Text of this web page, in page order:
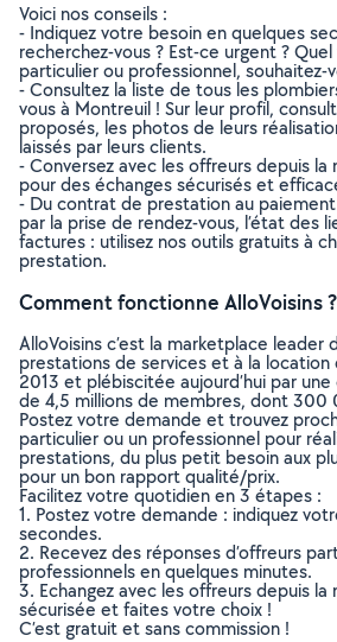
Voici nos conseils :
- Indiquez votre besoin en quelques
recherchez-vous ? Est-ce urgent ?
particulier ou professionnel, souhaitez-
- Consultez la liste de tous les
vous à Montreuil ! Sur leur profil,
proposés, les photos de leurs
laissés par leurs clients.
- Conversez avec les offreurs depuis la
pour des échanges sécurisés et
- Du contrat de prestation au
par la prise de rendez-vous, l’état des
factures : utilisez nos outils gratuits à
prestation.
Comment fonctionne AlloVoisins ?
AlloVoisins c’est la marketplace leader
prestations de services et à la
2013 et plébiscitée aujourd’hui par
de 4,5 millions de membres, dont 300
Postez votre demande et trouvez
particulier ou un professionnel pour
prestations, du plus petit besoin aux
pour un bon rapport qualité/prix.
Facilitez votre quotidien en 3 étapes :
1. Postez votre demande : indiquez
secondes.
2. Recevez des réponses d’offreurs
professionnels en quelques minutes.
3. Echangez avec les offreurs depuis
sécurisée et faites votre choix !
C’est gratuit et sans commission !